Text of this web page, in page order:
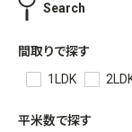
Search
間取りで探す
1LDK
平米数で探す